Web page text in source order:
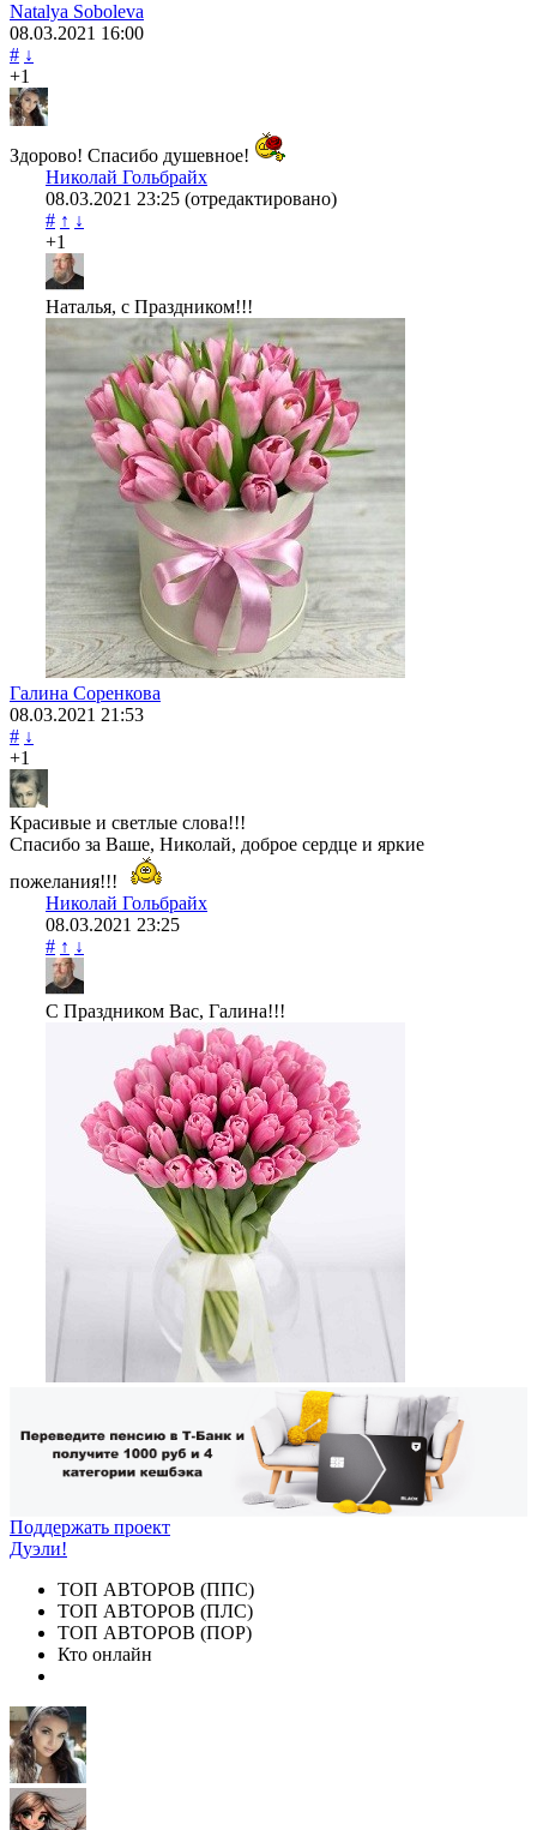
Natalya Soboleva
08.03.2021 16:00
# ↓
+1
Здорово! Спасибо душевное!
Николай Гольбрайх
08.03.2021 23:25 (отредактировано)
# ↑ ↓
+1
Наталья, с Праздником!!!
Галина Соренкова
08.03.2021 21:53
# ↓
+1
Красивые и светлые слова!!!
Спасибо за Ваше, Николай, доброе сердце и яркие
пожелания!!!
Николай Гольбрайх
08.03.2021 23:25
# ↑ ↓
С Праздником Вас, Галина!!!
Поддержать проект
Дуэли!
ТОП АВТОРОВ (ППС)
ТОП АВТОРОВ (ПЛС)
ТОП АВТОРОВ (ПОР)
Кто онлайн